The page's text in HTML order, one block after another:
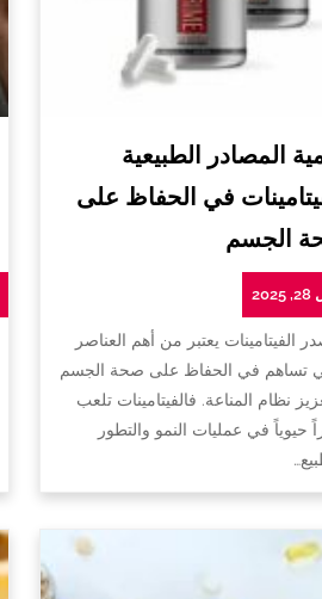
المصادر الطبيعية
في الحفاظ على
الجسم
الفيتامينات يعتبر من أهم العناصر
تساهم في الحفاظ على صحة الجسم
نظام المناعة. فالفيتامينات تلعب
حيوياً في عمليات النمو والتطور